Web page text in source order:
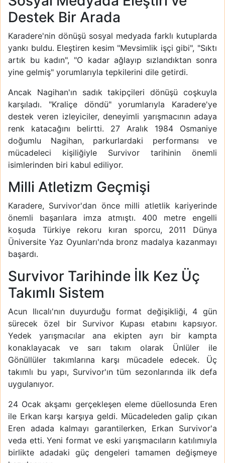
Destek Bir Arada
Karadere'nin dönüşü sosyal medyada farklı kutuplarda
yankı buldu. Eleştiren kesim "Mevsimlik işçi gibi", "Sıktı
artık bu kadın", "O kadar ağlayıp sızlandıktan sonra
yine gelmiş" yorumlarıyla tepkilerini dile getirdi.
Ancak Nagihan'ın sadık takipçileri dönüşü coşkuyla
karşıladı. "Kraliçe döndü" yorumlarıyla Karadere'ye
destek veren izleyiciler, deneyimli yarışmacının adaya
renk katacağını belirtti. 27 Aralık 1984 Osmaniye
doğumlu Nagihan, parkurlardaki performansı ve
mücadeleci kişiliğiyle Survivor tarihinin önemli
isimlerinden biri kabul ediliyor.
Milli Atletizm Geçmişi
Karadere, Survivor'dan önce milli atletlik kariyerinde
önemli başarılara imza atmıştı. 400 metre engelli
koşuda Türkiye rekoru kıran sporcu, 2011 Dünya
Üniversite Yaz Oyunları'nda bronz madalya kazanmayı
başardı.
Survivor Tarihinde İlk Kez Üç
Takımlı Sistem
Acun Ilıcalı'nın duyurduğu format değişikliği, 4 gün
sürecek özel bir Survivor Kupası etabını kapsıyor.
Yedek yarışmacılar ana ekipten ayrı bir kampta
konaklayacak ve sarı takım olarak Ünlüler ile
Gönüllüler takımlarına karşı mücadele edecek. Üç
takımlı bu yapı, Survivor'ın tüm sezonlarında ilk defa
uygulanıyor.
24 Ocak akşamı gerçekleşen eleme düellosunda Eren
ile Erkan karşı karşıya geldi. Mücadeleden galip çıkan
Eren adada kalmayı garantilerken, Erkan Survivor'a
veda etti. Yeni format ve eski yarışmacıların katılımıyla
birlikte adadaki güç dengeleri tamamen değişmeye